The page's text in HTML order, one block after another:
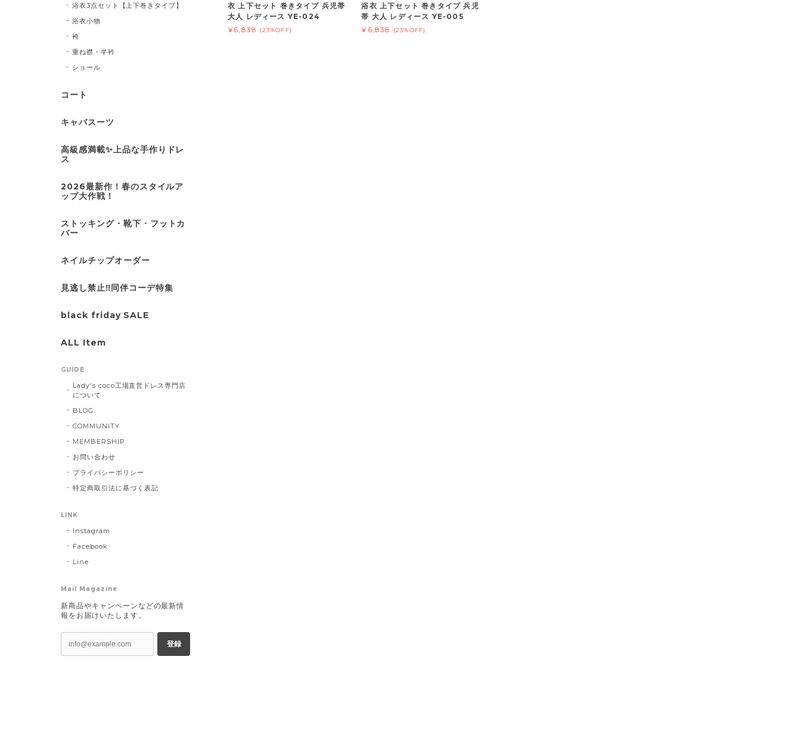
衣 上下セット 巻きタイプ 兵児帯
大人 レディース YE-024
¥6,838 (23%OFF)
浴衣 上下セット 巻きタイプ 兵児
帯 大人 レディース YE-005
¥6,838
(23%OFF)
浴衣3点セット【上下巻きタイプ】
浴衣小物
袴
重ね襟・半衿
ショール
コート
キャバスーツ
高級感満載✨上品な手作りドレ
ス
2026最新作！春のスタイルア
ップ大作戦！
ストッキング・靴下・フットカ
バー
ネイルチップオーダー
見逃し禁止‼同伴コーデ特集
black friday SALE
ALL Item
GUIDE
Lady's coco工場直営ドレス専門店
について
BLOG
COMMUNITY
MEMBERSHIP
お問い合わせ
プライバシーポリシー
特定商取引法に基づく表記
LINK
Instagram
Facebook
Line
Mail Magazine
新商品やキャンペーンなどの最新情
報をお届けいたします。
登録